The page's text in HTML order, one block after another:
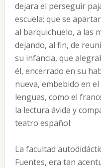
dejara el perseguir
escuela; que se
al barquichuelo, a las
dejando, al fin, de
su infancia, que
él, encerrado en su
nueva, embebido en
lenguas, como el
la lectura ávida y
teatro español.
La facultad
Fuentes, era tan